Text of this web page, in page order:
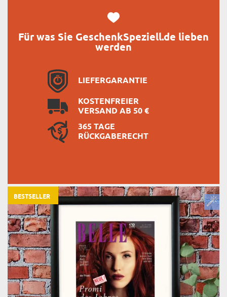
Für was Sie GeschenkSpeziell.de lieben
werden
LIEFERGARANTIE
KOSTENFREIER
VERSAND AB 50 €
365 TAGE
RÜCKGABERECHT
BESTSELLER